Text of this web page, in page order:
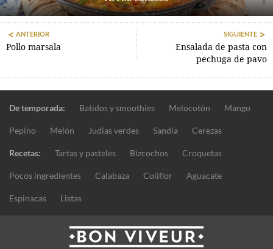
ANTERIOR
Pollo marsala
SIGUIENTE
Ensalada de pasta con
pechuga de pavo
De temporada: Batidos y smoothies Melocotón Mango
Pepino Melón Judías verdes Sandía Cerezas
Recetas: Tartas y pasteles Bizcochos Croquetas
Pocos ingredientes Calabaza Coliflor Aguacate
Espinacas Listas